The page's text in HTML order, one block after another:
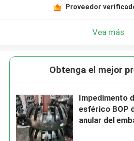
Proveedor
Vea más
Obtenga el mejor
Impedimento
esférico BOP
anular del